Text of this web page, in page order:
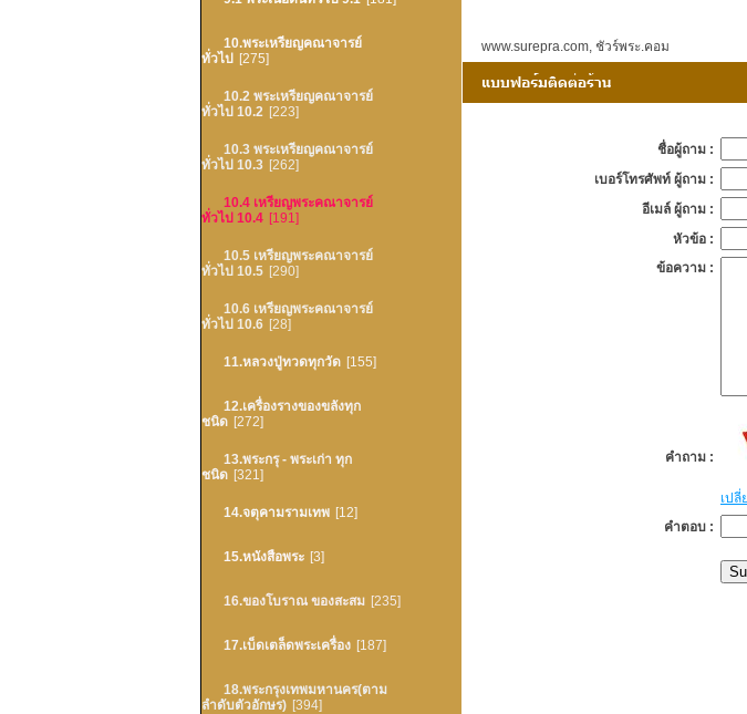
10.พระเหรียญคณาจารย์
ทั่วไป
[275]
10.2 พระเหรียญคณาจารย์
ทั่วไป 10.2 [223]
10.3 พระเหรียญคณาจารย์
ทั่วไป 10.3 [262]
10.4 เหรียญพระคณาจารย์
ทั่วไป 10.4 [191]
10.5 เหรียญพระคณาจารย์
ทั่วไป 10.5 [290]
10.6 เหรียญพระคณาจารย์
ทั่วไป 10.6 [28]
11.หลวงปู่ทวดทุกวัด [155]
12.เครื่องรางของขลังทุก
ชนิด [272]
13.พระกรุ - พระเก่า ทุก
ชนิด [321]
14.จตุคามรามเทพ [12]
15.หนังสือพระ [3]
16.ของโบราณ ของสะสม [235]
17.เบ็ดเตล็ดพระเครื่อง [187]
18.พระกรุงเทพมหานคร(ตาม
ลำดับตัวอักษร) [394]
www.surepra.com ชัวร์พระ.คอม
ชื่อผู้ถาม :
เบอร์โทรศัพท์ ผู้ถาม :
อีเมล์ ผู้ถาม :
หัวข้อ :
ข้อความ :
คำถาม :
เปลี่
คำตอบ :